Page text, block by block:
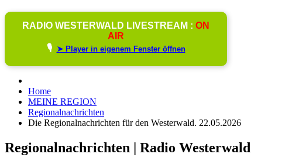
RADIO WESTERWALD LIVESTREAM : ON
AIR
🎙️ ➤ Player in eigenem Fenster öffnen
Home
MEINE REGION
Regionalnachrichten
Die Regionalnachrichten für den Westerwald. 22.05.2026
Regionalnachrichten | Radio Westerwald